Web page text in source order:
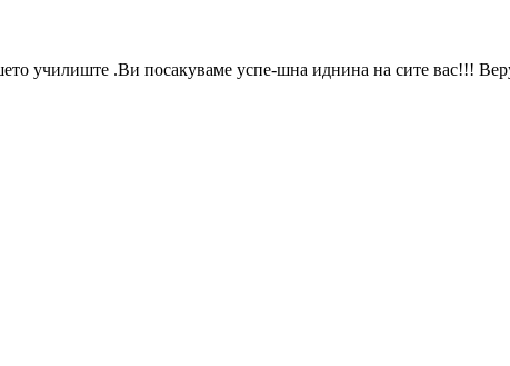
училиште .Ви посакуваме успе-шна иднина на сите вас!!!